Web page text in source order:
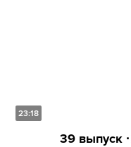
23:18
39 выпуск